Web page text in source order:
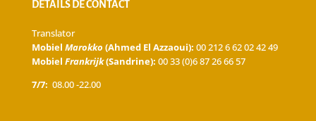
DÉTAILS DE CONTACT
Translator
Mobiel Marokko (Ahmed El Azzaoui): 00 212 6 62 02 42 49
Mobiel Frankrijk(Sandrine): 00 33 (0)6 87 26 66 57
7/7: 08.00 -22.00